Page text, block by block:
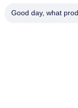
Good day, what